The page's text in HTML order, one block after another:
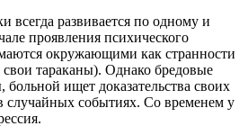
всегда развивается по одному и
проявления психического
окружающими как странности
тараканы). Однако бредовые
ищет доказательства своих
случайных событиях. Со временем у